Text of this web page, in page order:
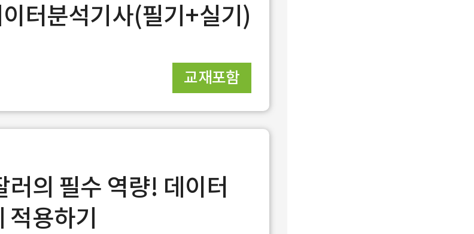
터분석기사(필기+실기)
교재포함
러의 필수 역량! 데이터
용하기